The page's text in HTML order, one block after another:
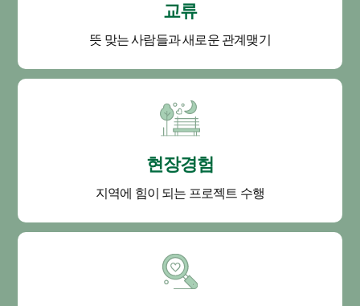
교류
뜻 맞는 사람들과 새로운 관계맺기
현장경험
지역에 힘이 되는 프로젝트 수행